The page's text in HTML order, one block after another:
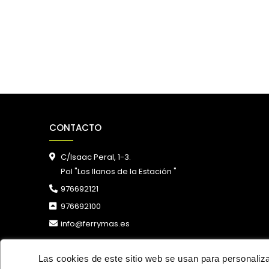
CONTACTO
C/Isaac Peral, 1-3.
Pol "Los llanos de la Estación "
976692121
976692100
info@ferrymas.es
Las cookies de este sitio web se usan para